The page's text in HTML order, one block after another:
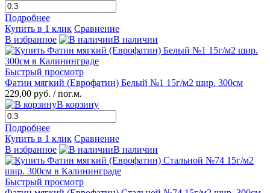
Подробнее
Купить в 1 клик Сравнение
В избранное
В наличии
Быстрый просмотр
Фатин мягкий (Еврофатин) Белый №1 15г/м2 шир. 300см
229,00 руб. / пог.м.
В корзину
Подробнее
Купить в 1 клик Сравнение
В избранное
В наличии
Быстрый просмотр